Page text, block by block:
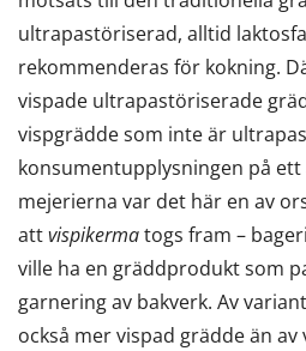
ultrapastöriserad, alltid
rekommenderas för kokning.
vispade ultrapastöriserade
vispgrädde som inte är
konsumentupplysningen på ett
mejerierna var det här en av
attvispikermatogs fram –
ville ha en gräddprodukt som
garnering av bakverk. Av
också mer vispad grädde än av